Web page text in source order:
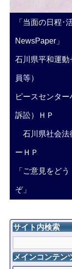
「当面の日程･
NewsPaper」
石川県平和運動
員等）
ピースセンタ
訴訟）ＨＰ
石川県社会法
ーＨＰ
「ご意見をどう
ぞ」
サイト内検索
メインコンテン